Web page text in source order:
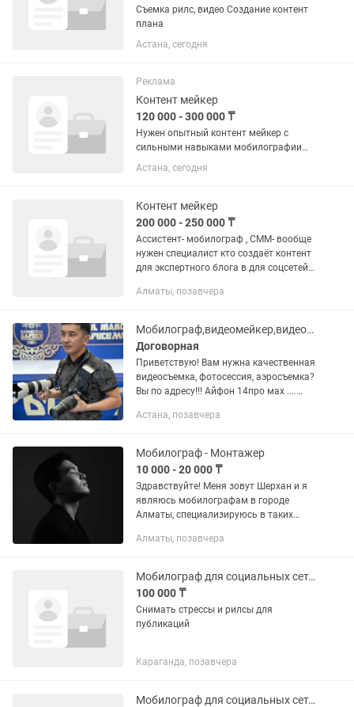
Съемка рилс, видео Создание контент
плана
Астана, сегодня
Реклама
Контент мейкер
120 000 - 300 000 ₸
Нужен опытный контент мейкер с
сильными навыками мобилографии
Требования: - Мобилограф опыт от 2
лет - 30 рилсов в месяц Сфера
взрослых. Условия: Свободный...
Астана, сегодня
Контент мейкер
200 000 - 250 000 ₸
Ассистент- мобилограф , СММ- вообще
нужен специалист кто создаёт контент
для экспертного блога в для соцсетей.
видео роликов, от 1 до 3 минут В
Алматы, позавчера
Мобилограф,видеомейкер,видеограф ,аэросьемка
Договорная
Приветствую! Вам нужна качественная
видеосъемка, фотосессия, аэросъемка?
Вы по адресу!!! Айфон 14про мах ....
характера: 1.Фотосессия - 1 час -
Астана, позавчера
Мобилограф - Монтажер
10 000 - 20 000 ₸
Здравствуйте! Меня зовут Шерхан и я
являюсь мобилографам в городе
Алматы, специализируюсь в таких
Коммерческая съемка • Бэкстейдж
Алматы, позавчера
Мобилограф для социальных сетей
100 000 ₸
Снимать стрессы и рилсы для
публикаций
Караганда, позавчера
Мобилограф для социальных сетей